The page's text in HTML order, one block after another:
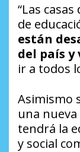
“Las
de
están
del país y
ir a todos
Asimismo
una
tendrá la
y social